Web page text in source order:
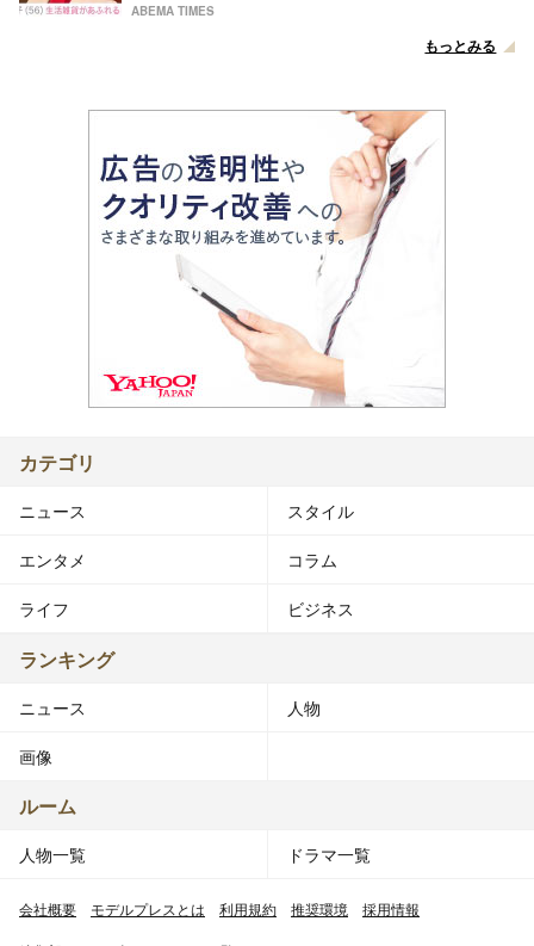
ABEMA TIMES
もっとみる
カテゴリ
ニュース スタイル
エンタメ コラム
ライフ ビジネス
ランキング
ニュース 人物
画像
ルーム
人物一覧 ドラマ一覧
会社概要 モデルプレスとは 利用規約 推奨環境 採用情報